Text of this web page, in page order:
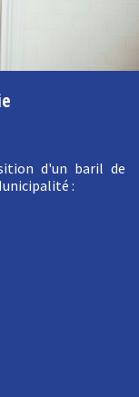
d'un baril de
: